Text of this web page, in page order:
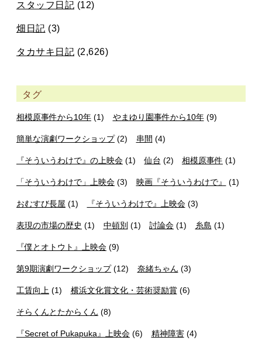
スタッフ日記 (12)
畑日記 (3)
タカサキ日記 (2,626)
タグ
相模原事件から10年 (1) やまゆり園事件から10年(9)
簡単な演劇ワークショップ(2) 串間 (4)
『そういうわけで』の上映会 (1) 仙台 (2) 相模原事件 (1)
「そういうわけで」上映会 (3) 映画『そういうわけで』 (1)
おむすび長屋 (1) 『そういうわけで』上映会(3)
表現の市場の歴史 (1) 中頓別 (1) 討論会 (1) 糸島 (1)
『僕とオトウト』上映会 (9)
第9期演劇ワークショップ(12) 奈緒ちゃん (3)
工賃向上 (1) 横浜文化賞文化・芸術奨励賞(6)
そらくんとたからくん (8)
『Secret of Pukapuka』上映会 (6) 精神障害(4)